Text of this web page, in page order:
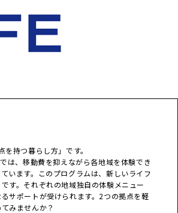
を持つ暮らし方」です。
は、移動費を抑えながら各地域を体験でき
います。このプログラムは、新しいライフ
す。それぞれの地域独自の体験メニュー
サポートが受けられます。2つの拠点を軽
みませんか？